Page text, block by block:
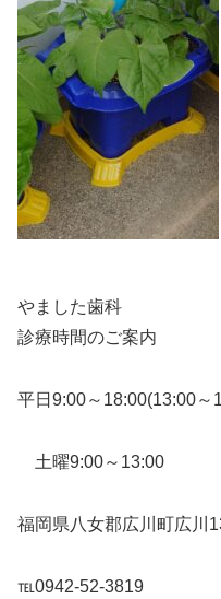
やました歯科
診療時間のご案内
平日9:00～18:00(13:00～
土曜9:00～13:00
福岡県八女郡広川町広川
℡0942-52-3819